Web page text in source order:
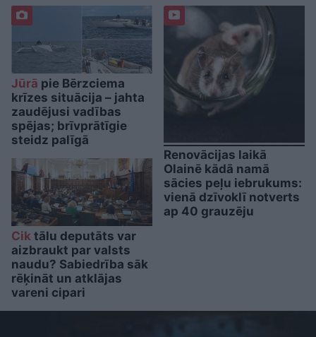
Jūrā pie Bērzciema
krīzes situācija – jahta
zaudējusi vadības
spējas; brīvprātīgie
steidz palīgā
Cik tālu deputāts var
aizbraukt par valsts
naudu? Sabiedrība sāk
rēķināt un atklājas
vareni cipari
Renovācijas laikā
Olainē kādā namā
sācies peļu iebrukums:
vienā dzīvoklī notverts
ap 40 grauzēju